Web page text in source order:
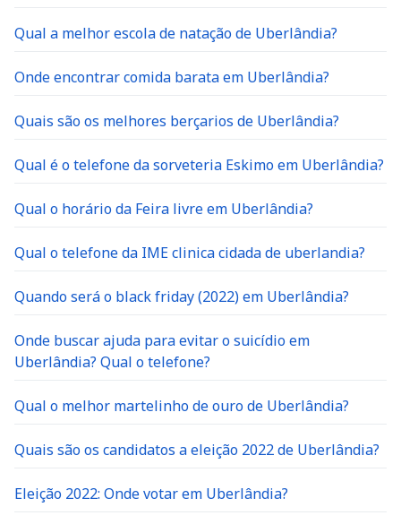
Qual a melhor escola de natação de Uberlândia?
Onde encontrar comida barata em Uberlândia?
Quais são os melhores berçarios de Uberlândia?
Qual é o telefone da sorveteria Eskimo em Uberlândia?
Qual o horário da Feira livre em Uberlândia?
Qual o telefone da IME clinica cidada de uberlandia?
Quando será o black friday (2022) em Uberlândia?
Onde buscar ajuda para evitar o suicídio em
Uberlândia? Qual o telefone?
Qual o melhor martelinho de ouro de Uberlândia?
Quais são os candidatos a eleição 2022 de Uberlândia?
Eleição 2022: Onde votar em Uberlândia?